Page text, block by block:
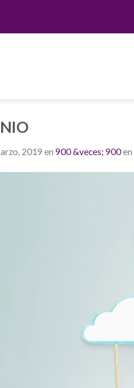
2019 en 900 &veces; 900en